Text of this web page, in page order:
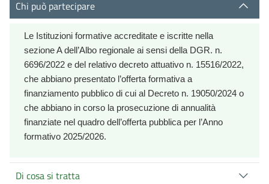
Chi può partecipare
Le Istituzioni formative accreditate e iscritte nella
sezione A dell’Albo regionale ai sensi della DGR. n.
6696/2022 e del relativo decreto attuativo n. 15516/2022,
che abbiano presentato l’offerta formativa a
finanziamento pubblico di cui al Decreto n. 19050/2024 o
che abbiano in corso la prosecuzione di annualità
finanziate nel quadro dell’offerta pubblica per l’Anno
formativo 2025/2026.
Di cosa si tratta